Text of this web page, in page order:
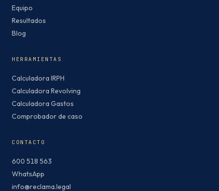
Equipo
Resultados
Blog
HERRAMIENTAS
Calculadora IRPH
Calculadora Revolving
Calculadora Gastos
Comprobador de caso
CONTACTO
600 518 563
WhatsApp
info@reclama.legal